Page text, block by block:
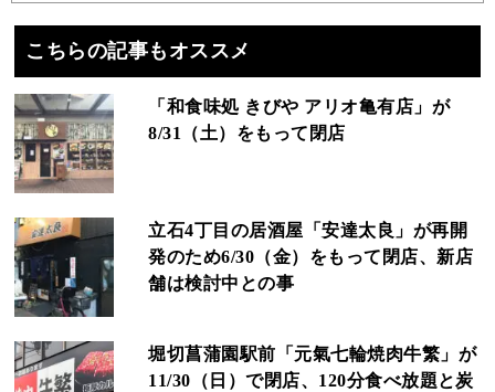
こちらの記事もオススメ
「和食味処 きびや アリオ亀有店」が
8/31（土）をもって閉店
立石4丁目の居酒屋「安達太良」が再開
発のため6/30（金）をもって閉店、新店
舗は検討中との事
堀切菖蒲園駅前「元氣七輪焼肉牛繁」が
11/30（日）で閉店、120分食べ放題と炭